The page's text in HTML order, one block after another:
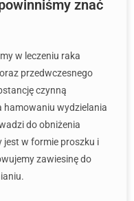
znać
w leczeniu raka
przedwczesnego
czynną
hamowaniu wydzielania
do obniżenia
jest w formie proszku i
zawiesinę do